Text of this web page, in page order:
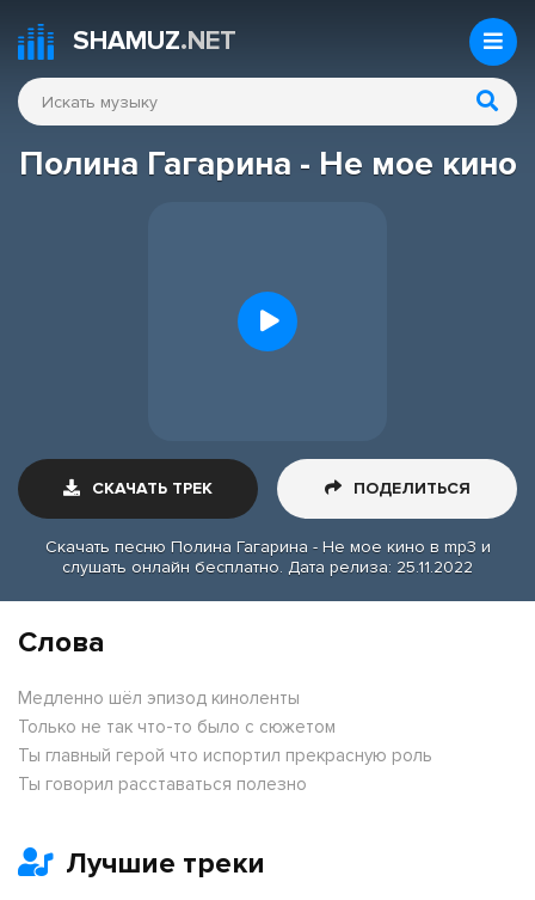
SHAMUZ.NET
Полина Гагарина - Не мое кино
СКАЧАТЬ ТРЕК ПОДЕЛИТЬСЯ
Скачать песню Полина Гагарина - Не мое кино в mp3 и
слушать онлайн бесплатно. Дата релиза: 25.11.2022
Слова
Медленно шёл эпизод киноленты
Только не так что-то было с сюжетом
Ты главный герой что испортил прекрасную роль
Ты говорил расставаться полезно
Лучшие треки